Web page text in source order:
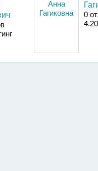
0
4.20